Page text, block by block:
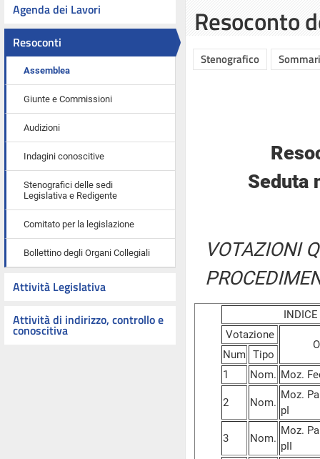
Agenda dei Lavori
Resoconti
Assemblea
Giunte e Commissioni
Audizioni
Indagini conoscitive
Stenografici delle sedi
Legislativa e Redigente
Comitato per la legislazione
Bollettino degli Organi Collegiali
Attività Legislativa
Attività di indirizzo, controllo e
conoscitiva
Resoconto
Stenografico
Seduta
VOTAZIONI
Votazione
Num Tipo
1
Nom. Moz.
2 Nom.
Moz.
pI
3 Nom.
Moz.
pII